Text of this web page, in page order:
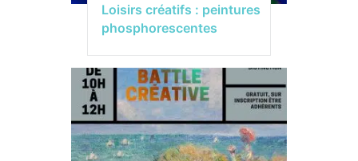
Loisirs créatifs : peintures
phosphorescentes